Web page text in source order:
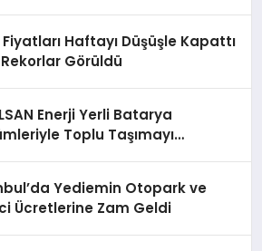
Fiyatları Haftayı Düşüşle Kapattı
Görüldü
Enerji Yerli Batarya
Toplu Taşımayı
Yediemin Otopark ve
Ücretlerine Zam Geldi